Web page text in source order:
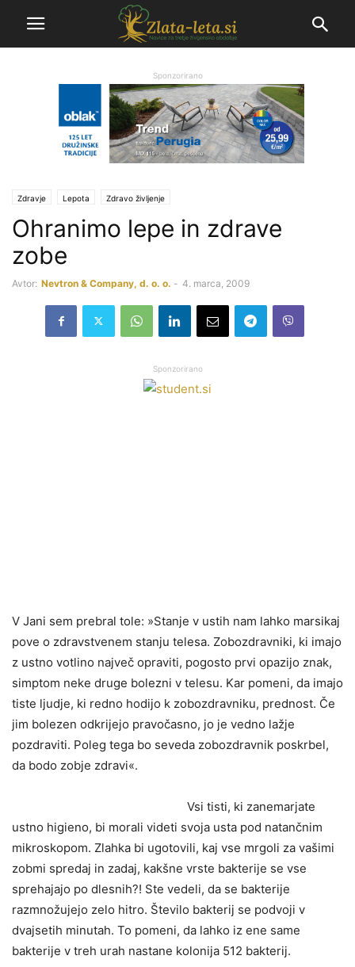
Sponzorirano
Zdravje Lepota Zdravo življenje
Ohranimo lepe in zdrave
zobe
Avtor: Nevtron & Company, d. o. o. - 4. marca, 2009
Sponzorirano
V Jani sem prebral tole: »Stanje v ustih nam lahko marsikaj
pove o zdravstvenem stanju telesa. Zobozdravniki, ki imajo
z ustno votlino največ opraviti, pogosto prvi opazijo znak,
simptom neke druge bolezni v telesu. Kar pomeni, da imajo
tiste ljudje, ki redno hodijo k zobozdravniku, prednost. Če
jim bolezen odkrijejo pravočasno, jo je vedno lažje
pozdraviti. Poleg tega bo seveda zobozdravnik poskrbel,
da bodo zobje zdravi«.
Vsi tisti, ki zanemarjate
ustno higieno, bi morali videti svoja usta pod natančnim
mikroskopom. Zlahka bi ugotovili, kaj vse mrgoli za vašimi
zobmi spredaj in zadaj, kakšne vrste bakterije se vse
sprehajajo po dlesnih?! Ste vedeli, da se bakterije
razmnožujejo zelo hitro. Število bakterij se podvoji v
dvajsetih minutah. To pomeni, da lahko iz ene same
bakterije v treh urah nastane kolonija 512 bakterij.